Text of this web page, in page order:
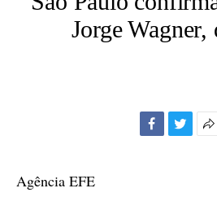
Jorge Wagner,
Agência EFE